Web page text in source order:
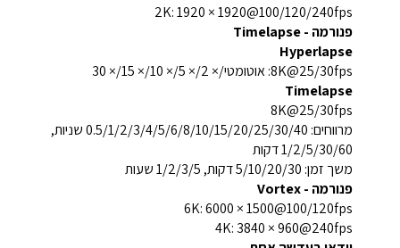
2K: 1920 × 1920@100/120/240fps
פנורמה - Timelapse
Hyperlapse
8K@25/30fps: אוטומטי/× 2/× 5/× 10/× 15/× 30
Timelapse
8K@25/30fps
מרווחים: 0.5/1/2/3/4/5/6/8/10/15/20/25/30/40 שניות,
1/2/5/30/60 דקות
משך זמן: 5/10/20/30 דקות, 1/2/3/5 שעות
פנורמה - Vortex
6K: 6000 × 1500@100/120fps
4K: 3840 × 960@240fps